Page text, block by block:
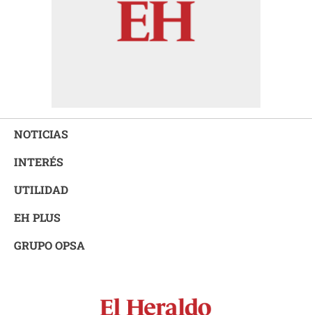
NOTICIAS
INTERÉS
UTILIDAD
EH PLUS
GRUPO OPSA